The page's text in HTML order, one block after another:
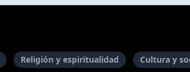
Religión y espiritualidad Cultura y